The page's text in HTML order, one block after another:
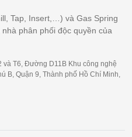
Tap, Insert,…) và Gas Spring
phân phối độc quyền của
và T6, Đường D11B Khu công nghệ
B, Quận 9, Thành phố Hồ Chí Minh,